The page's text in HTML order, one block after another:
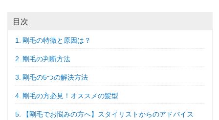
目次
剛毛の特徴と原因は？
剛毛の判断方法
剛毛の5つの解決方法
剛毛の方必見！オススメの髪型
【剛毛でお悩みの方へ】スタイリストからのアドバイス